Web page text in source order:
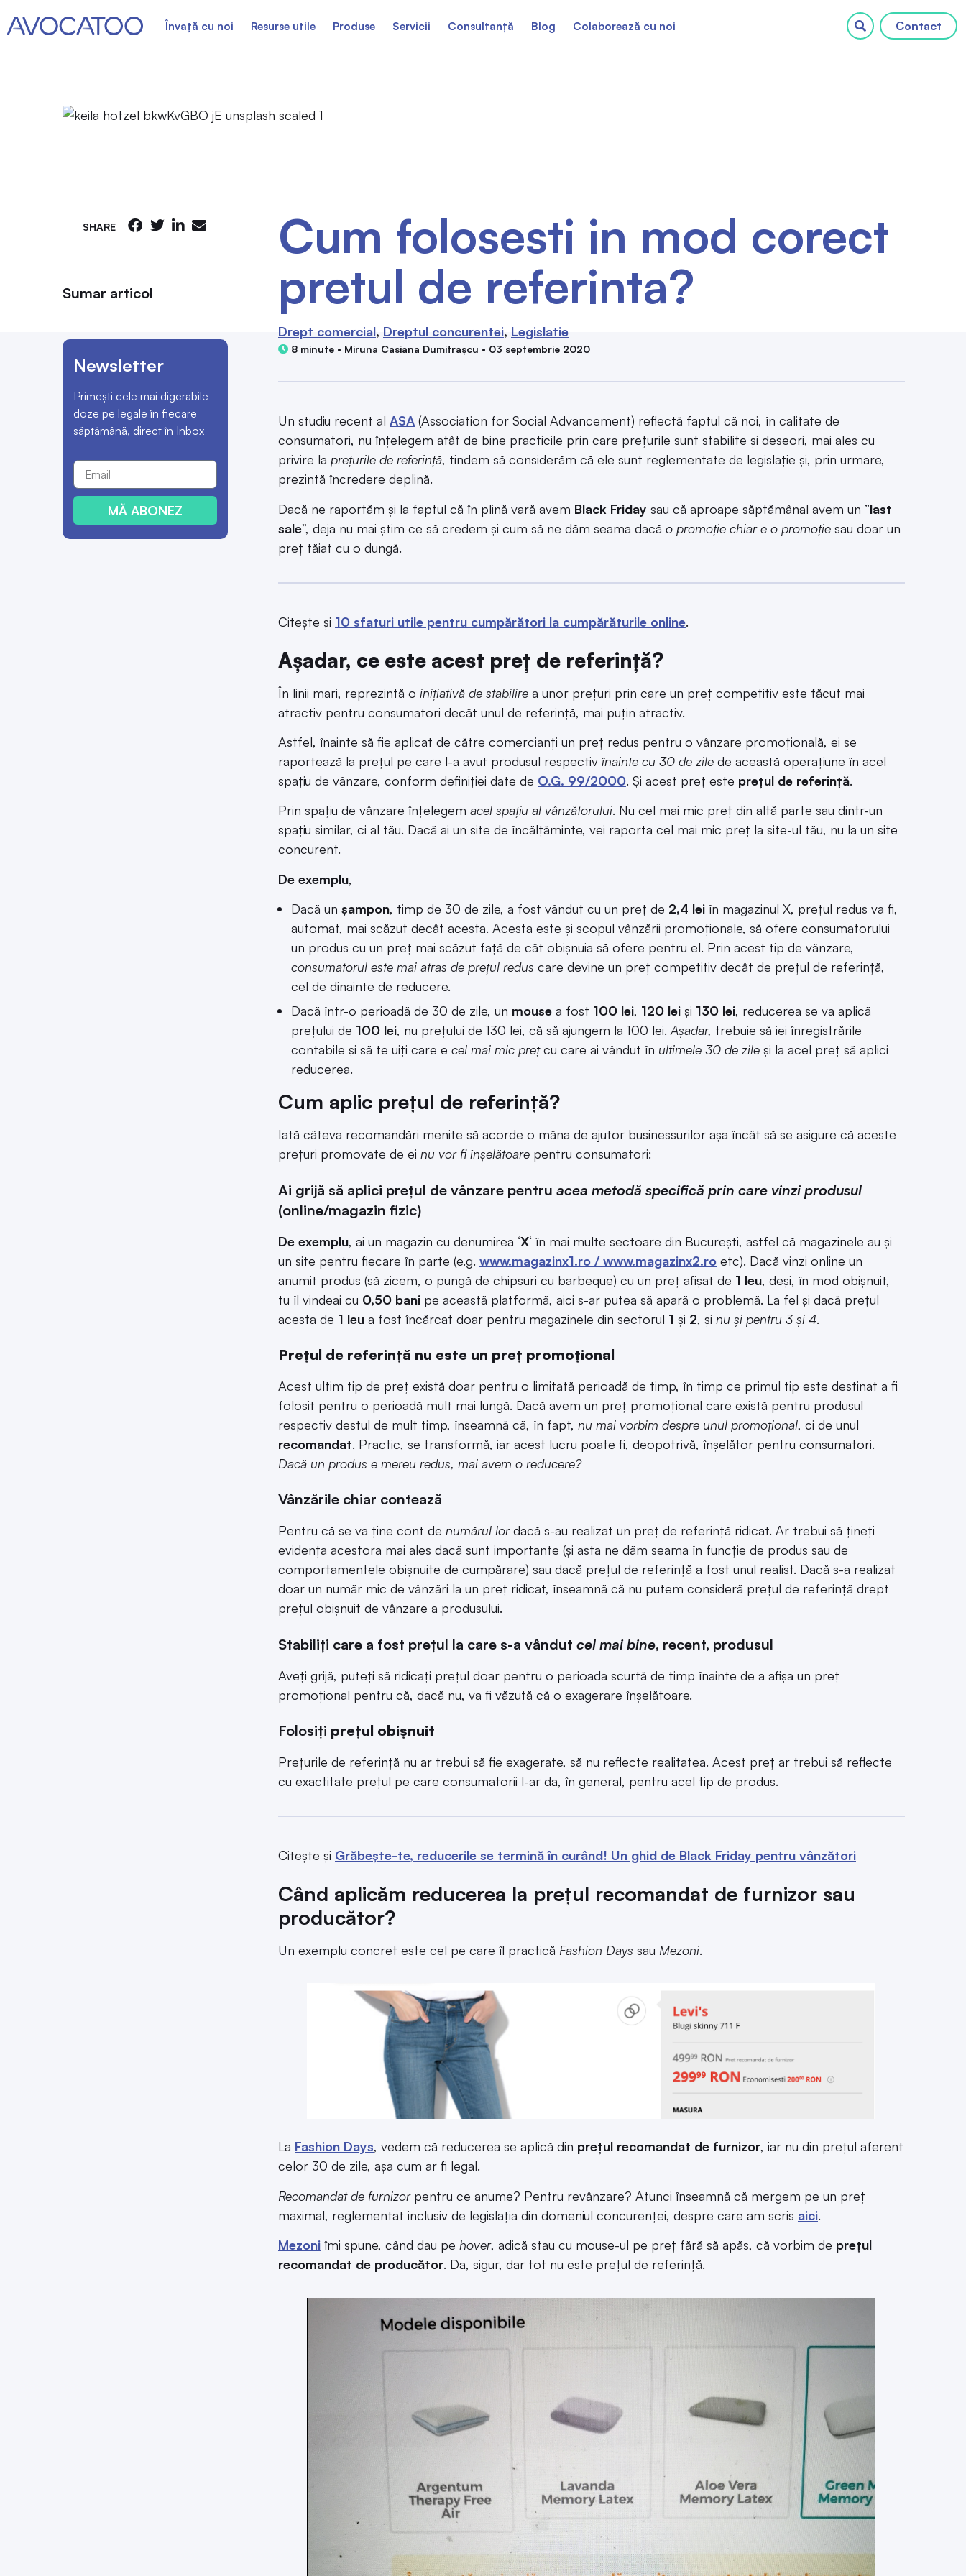
Contact
Învață cu noi Resurse utile Produse Servicii Consultanță Blog Colaborează cu noi
SHARE
Sumar articol
Newsletter
Primești cele mai digerabile
doze pe legale în fiecare
săptămână, direct în Inbox
MĂ ABONEZ
Cum folosesti in mod corect
pretul de referinta?
Drept comercial Dreptul concurentei Legislatie
8 minute • Miruna Casiana Dumitrașcu • 03 septembrie 2020
Un studiu recent al ASA (Association for Social Advancement) reflectă faptul că noi, în calitate de
consumatori, nu înțelegem atât de bine practicile prin care prețurile sunt stabilite și deseori, mai ales cu
privire la prețurile de referință, tindem să considerăm că ele sunt reglementate de legislație și, prin urmare,
prezintă încredere deplină.
Dacă ne raportăm și la faptul că în plină vară avem Black Friday sau că aproape săptămânal avem un ”last
sale”, deja nu mai știm ce să credem și cum să ne dăm seama dacă o promoție chiar e o promoție sau doar un
preț tăiat cu o dungă.
Citește și 10 sfaturi utile pentru cumpărători la cumpărăturile online.
Așadar, ce este acest preț de referință?
În linii mari, reprezintă o inițiativă de stabilire a unor prețuri prin care un preț competitiv este făcut mai
atractiv pentru consumatori decât unul de referință, mai puțin atractiv.
Astfel, înainte să fie aplicat de către comercianți un preț redus pentru o vânzare promoțională, ei se
raportează la prețul pe care l-a avut produsul respectiv înainte cu 30 de zile de această operațiune în acel
spațiu de vânzare, conform definiției date de O.G. 99/2000. Și acest preț este prețul de referință.
Prin spațiu de vânzare înțelegem acel spațiu al vânzătorului. Nu cel mai mic preț din altă parte sau dintr-un
spațiu similar, ci al tău. Dacă ai un site de încălțăminte, vei raporta cel mai mic preț la site-ul tău, nu la un site
concurent.
De exemplu,
Dacă un șampon, timp de 30 de zile, a fost vândut cu un preț de 2,4 lei în magazinul X, prețul redus va fi,
automat, mai scăzut decât acesta. Acesta este și scopul vânzării promoționale, să ofere consumatorului
un produs cu un preț mai scăzut față de cât obișnuia să ofere pentru el. Prin acest tip de vânzare,
consumatorul este mai atras de prețul redus care devine un preț competitiv decât de prețul de referință,
cel de dinainte de reducere.
Dacă într-o perioadă de 30 de zile, un mouse a fost 100 lei, 120 lei și 130 lei, reducerea se va aplică
prețului de 100 lei, nu prețului de 130 lei, că să ajungem la 100 lei. Așadar, trebuie să iei înregistrările
contabile și să te uiți care e cel mai mic prețcu care ai vândut în ultimele 30 de zile și la acel preț să aplici
reducerea.
Cum aplic prețul de referință?
Iată câteva recomandări menite să acorde o mâna de ajutor businessurilor așa încât să se asigure că aceste
prețuri promovate de ei nu vor fi înșelătoare pentru consumatori:
Ai grijă să aplici prețul de vânzare pentru acea metodă specifică prin care vinzi produsul
(online/magazin fizic)
De exemplu, ai un magazin cu denumirea ‘X‘ în mai multe sectoare din București, astfel că magazinele au și
un site pentru fiecare în parte (e.g. www.magazinx1.ro / www.magazinx2.ro etc). Dacă vinzi online un
anumit produs (să zicem, o pungă de chipsuri cu barbeque) cu un preț afișat de 1 leu, deși, în mod obișnuit,
tu îl vindeai cu 0,50 bani pe această platformă, aici s-ar putea să apară o problemă. La fel și dacă prețul
acesta de 1 leu a fost încărcat doar pentru magazinele din sectorul 1 și 2, și nu și pentru 3 și 4.
Prețul de referință nu este un preț promoțional
Acest ultim tip de preț există doar pentru o limitată perioadă de timp, în timp ce primul tip este destinat a fi
folosit pentru o perioadă mult mai lungă. Dacă avem un preț promoțional care există pentru produsul
respectiv destul de mult timp, înseamnă că, în fapt, nu mai vorbim despre unul promoțional, ci de unul
recomandat. Practic, se transformă, iar acest lucru poate fi, deopotrivă, înșelător pentru consumatori.
Dacă un produs e mereu redus, mai avem o reducere?
Vânzările chiar contează
Pentru că se va ține cont de numărul lordacă s-au realizat un preț de referință ridicat. Ar trebui să țineți
evidența acestora mai ales dacă sunt importante (și asta ne dăm seama în funcție de produs sau de
comportamentele obișnuite de cumpărare) sau dacă prețul de referință a fost unul realist. Dacă s-a realizat
doar un număr mic de vânzări la un preț ridicat, înseamnă că nu putem consideră prețul de referință drept
prețul obișnuit de vânzare a produsului.
Stabiliți care a fost prețul la care s-a vândut cel mai bine, recent, produsul
Aveți grijă, puteți să ridicați prețul doar pentru o perioada scurtă de timp înainte de a afișa un preț
promoțional pentru că, dacă nu, va fi văzută că o exagerare înșelătoare.
Folosiți prețul obișnuit
Prețurile de referință nu ar trebui să fie exagerate, să nu reflecte realitatea. Acest preț ar trebui să reflecte
cu exactitate prețul pe care consumatorii l-ar da, în general, pentru acel tip de produs.
Citește și Grăbește-te, reducerile se termină în curând! Un ghid de Black Friday pentru vânzători
Când aplicăm reducerea la prețul recomandat de furnizor sau
producător?
Un exemplu concret este cel pe care îl practică Fashion Days sau Mezoni.
La Fashion Days, vedem că reducerea se aplică din prețul recomandat de furnizor, iar nu din prețul aferent
celor 30 de zile, așa cum ar fi legal.
Recomandat de furnizor pentru ce anume? Pentru revânzare? Atunci înseamnă că mergem pe un preț
maximal, reglementat inclusiv de legislația din domeniul concurenței, despre care am scris aici.
Mezoni îmi spune, când dau pe hover, adică stau cu mouse-ul pe preț fără să apăs, că vorbim de prețul
recomandat de producător. Da, sigur, dar tot nu este prețul de referință.